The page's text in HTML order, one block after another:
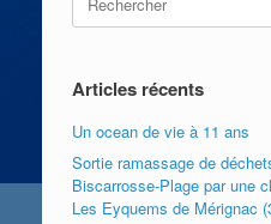
for:
Articles récents
Un ocean de vie à 11 ans
Sortie ramassage de
Biscarrosse-Plage par une
Les Eyquems de Mérignac